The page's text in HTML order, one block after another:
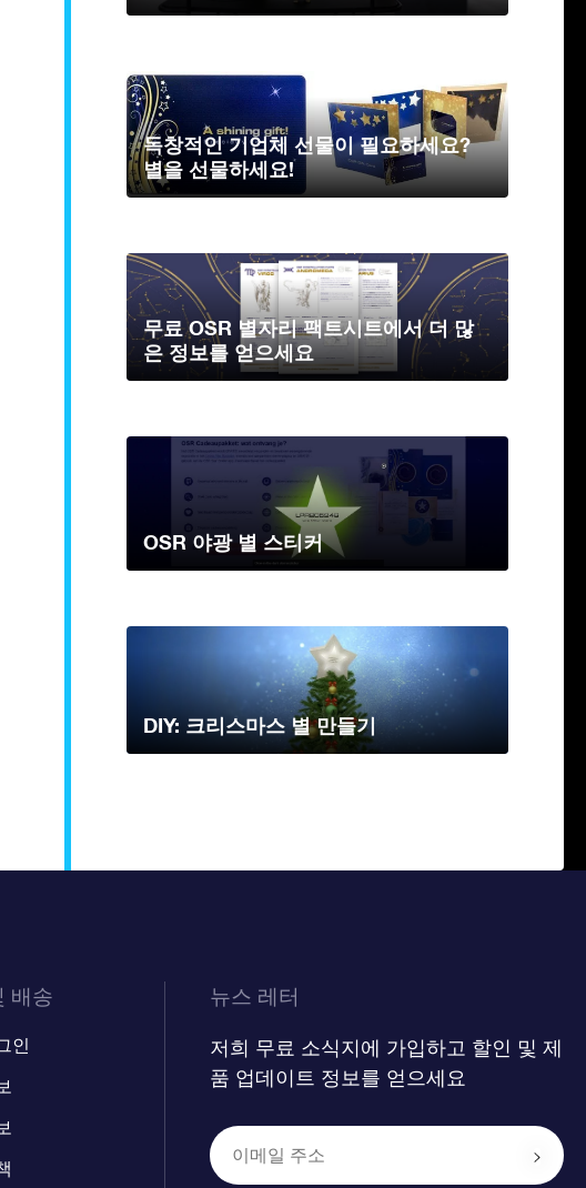
독창적인 기업체 선물이 필요하세요?
별을 선물하세요!
무료 OSR 별자리 팩트시트에서 더 많
은 정보를 얻으세요
OSR 야광 별 스티커
DIY: 크리스마스 별 만들기
배송
인
뉴스 레터
저희 무료 소식지에 가입하고 할인 및 제
품 업데이트 정보를 얻으세요